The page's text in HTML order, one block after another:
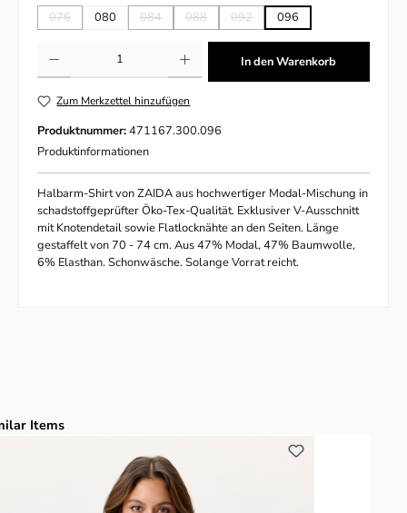
076(Diese Option ist zurzeit nicht verfügbar.)
080 084(Diese Option ist zurzeit nicht verfügbar.)
088(Diese Option ist zurzeit nicht verfügbar.)
092(Diese Option ist zurzeit nicht
096
In den Warenkorb
Zum Merkzettel hinzufügen
Produktnummer:471167.300.096
Produktinformationen
Halbarm-Shirt von ZAIDA aus hochwertiger Modal-Mischung in
schadstoffgeprüfter Öko-Tex-Qualität. Exklusiver V-Ausschnitt
mit Knotendetail sowie Flatlocknähte an den Seiten. Länge
gestaffelt von 70 - 74 cm. Aus 47% Modal, 47% Baumwolle,
6% Elasthan. Schonwäsche. Solange Vorrat reicht.
überspringen
Items